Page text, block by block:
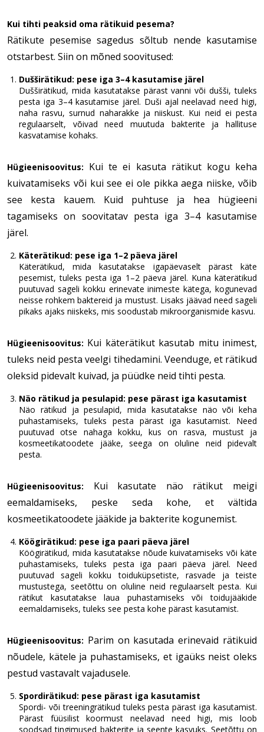
Kui tihti peaksid oma rätikuid pesema?
Rätikute pesemise sagedus sõltub nende kasutamise
otstarbest. Siin on mõned soovitused:
Dušširätikud: pese iga 3–4 kasutamise järel
Dušširätikud, mida kasutatakse pärast vanni või dušši, tuleks
pesta iga 3–4 kasutamise järel. Duši ajal neelavad need higi,
naha rasvu, surnud naharakke ja niiskust. Kui neid ei pesta
regulaarselt, võivad need muutuda bakterite ja hallituse
kasvatamise kohaks.
Hügieenisoovitus: Kui te ei kasuta rätikut kogu keha
kuivatamiseks või kui see ei ole pikka aega niiske, võib
see kesta kauem. Kuid puhtuse ja hea hügieeni
tagamiseks on soovitatav pesta iga 3–4 kasutamise
järel.
Käterätikud: pese iga 1–2 päeva järel
Käterätikud, mida kasutatakse igapäevaselt pärast käte
pesemist, tuleks pesta iga 1–2 päeva järel. Kuna käterätikud
puutuvad sageli kokku erinevate inimeste kätega, kogunevad
neisse rohkem baktereid ja mustust. Lisaks jäävad need sageli
pikaks ajaks niiskeks, mis soodustab mikroorganismide kasvu.
Hügieenisoovitus: Kui käterätikut kasutab mitu inimest,
tuleks neid pesta veelgi tihedamini. Veenduge, et rätikud
oleksid pidevalt kuivad, ja püüdke neid tihti pesta.
Näo rätikud ja pesulapid: pese pärast iga kasutamist
Näo rätikud ja pesulapid, mida kasutatakse näo või keha
puhastamiseks, tuleks pesta pärast iga kasutamist. Need
puutuvad otse nahaga kokku, kus on rasva, mustust ja
kosmeetikatoodete jääke, seega on oluline neid pidevalt
pesta.
Hügieenisoovitus:
Kui kasutate näo rätikut meigi
eemaldamiseks, peske seda kohe, et vältida
kosmeetikatoodete jääkide ja bakterite kogunemist.
Köögirätikud: pese iga paari päeva järel
Köögirätikud, mida kasutatakse nõude kuivatamiseks või käte
puhastamiseks, tuleks pesta iga paari päeva järel. Need
puutuvad sageli kokku toiduküpsetiste, rasvade ja teiste
mustustega, seetõttu on oluline neid regulaarselt pesta. Kui
rätikut kasutatakse laua puhastamiseks või toidujääkide
eemaldamiseks, tuleks see pesta kohe pärast kasutamist.
Hügieenisoovitus: Parim on kasutada erinevaid rätikuid
nõudele, kätele ja puhastamiseks, et igaüks neist oleks
pestud vastavalt vajadusele.
Spordirätikud: pese pärast iga kasutamist
Spordi- või treeningrätikud tuleks pesta pärast iga kasutamist.
Pärast füüsilist koormust neelavad need higi, mis loob
soodsad tingimused bakterite ja seente kasvuks. Seetõttu on